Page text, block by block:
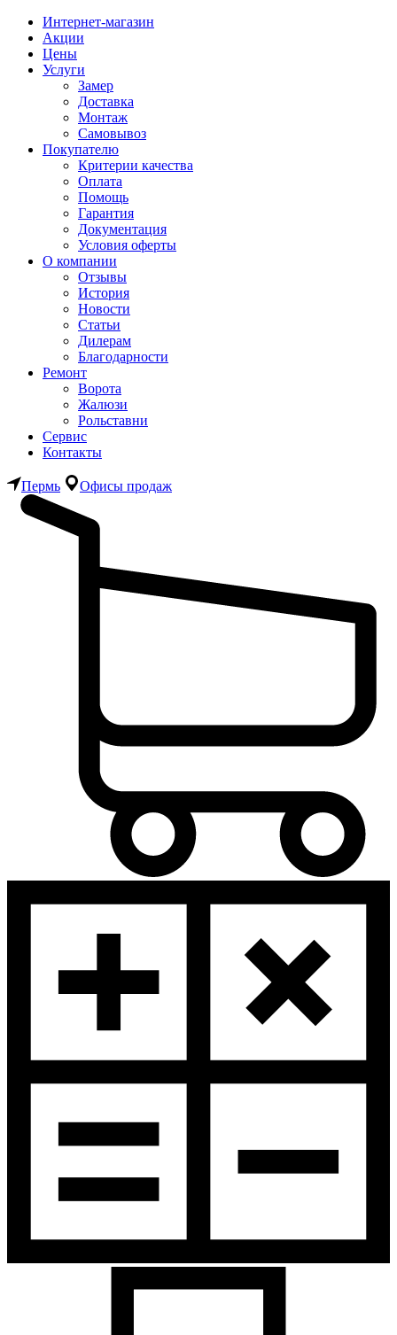
Интернет-магазин
Акции
Цены
Услуги
Замер
Доставка
Монтаж
Самовывоз
Покупателю
Критерии качества
Оплата
Помощь
Гарантия
Документация
Условия оферты
О компании
Отзывы
История
Новости
Статьи
Дилерам
Благодарности
Ремонт
Ворота
Жалюзи
Рольставни
Сервис
Контакты
Пермь Офисы продаж